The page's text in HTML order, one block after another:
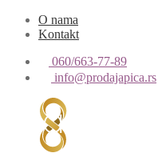
O nama
Kontakt
060/663-77-89
info@prodajapica.rs